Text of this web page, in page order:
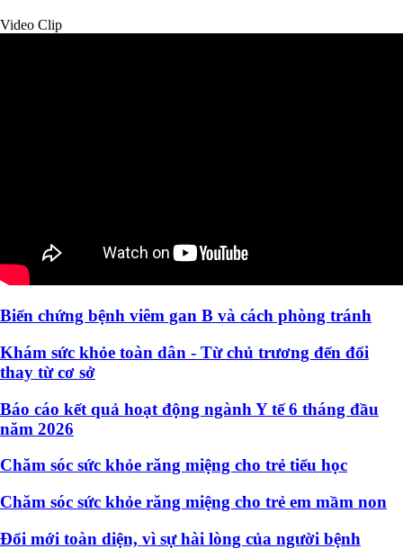
Video Clip
Biến chứng bệnh viêm gan B và cách phòng tránh
Khám sức khỏe toàn dân - Từ chủ trương đến đổi
thay từ cơ sở
Báo cáo kết quả hoạt động ngành Y tế 6 tháng đầu
năm 2026
Chăm sóc sức khỏe răng miệng cho trẻ tiểu học
Chăm sóc sức khỏe răng miệng cho trẻ em mầm non
Đổi mới toàn diện, vì sự hài lòng của người bệnh